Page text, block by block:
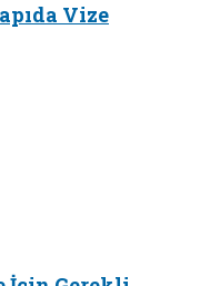
Vize